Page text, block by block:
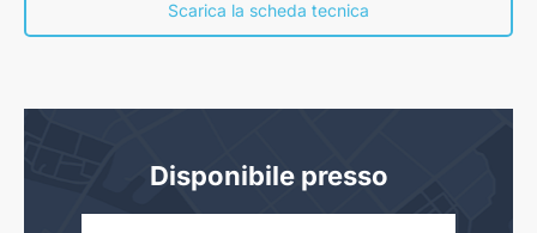
Scarica la scheda tecnica
Disponibile presso